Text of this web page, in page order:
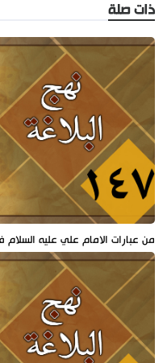
ذات صلة
من عبارات الامام علي عليه